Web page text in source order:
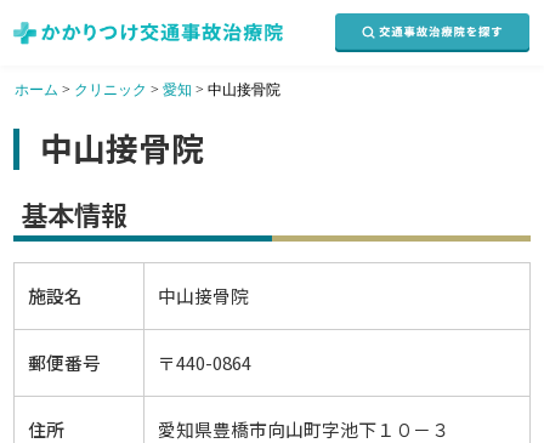
ホーム > クリニック > 愛知 > 中山接骨院
中山接骨院
基本情報
施設名 中山接骨院
郵便番号 〒440-0864
住所 愛知県豊橋市向山町字池下１０－３